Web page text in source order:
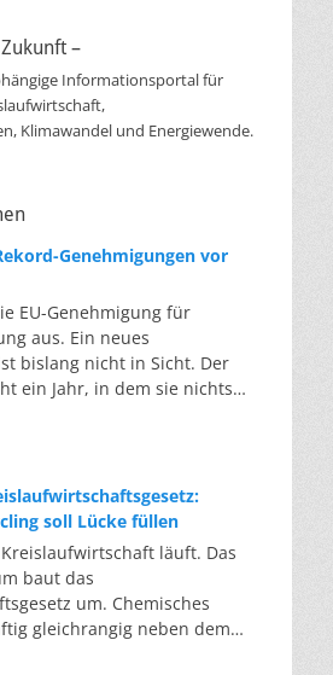
–
Informationsportal für
Klimawandel und Energiewende.
Genehmigungen vor
EU-Genehmigung für
aus. Ein neues
bislang nicht in Sicht. Der
ein Jahr, in dem sie nichts
heute deutlich schneller. Die
Branche bestätigt dieses
wie nie zuvor wurden
ersten Halbjahr gingen netto
ans Netz. Der Bestand
70 Gigawatt. Das gesetzliche
Gigawatt zum Jahresende ist
soll Lücke füllen
läuft. Das
baut das
um. Chemisches
gleichrangig neben dem